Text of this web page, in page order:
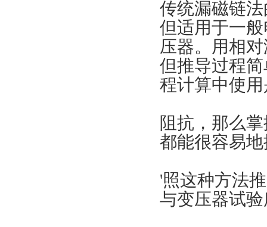
传统漏磁链
但适用于一
压器。用相
但推导过程
程计算中使
阻抗，那么
都能很容易
'照这种方法
与变压器试